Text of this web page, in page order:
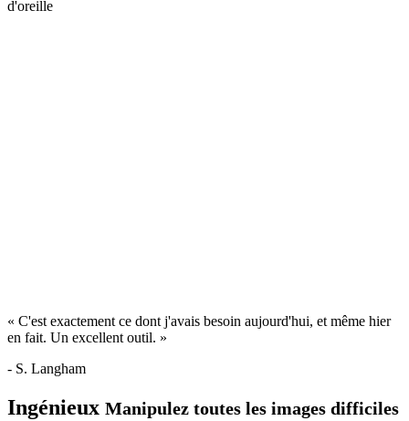
« C'est exactement ce dont j'avais besoin aujourd'hui, et même hier
en fait. Un excellent outil. »
- S. Langham
Ingénieux Manipulez toutes les images difficiles